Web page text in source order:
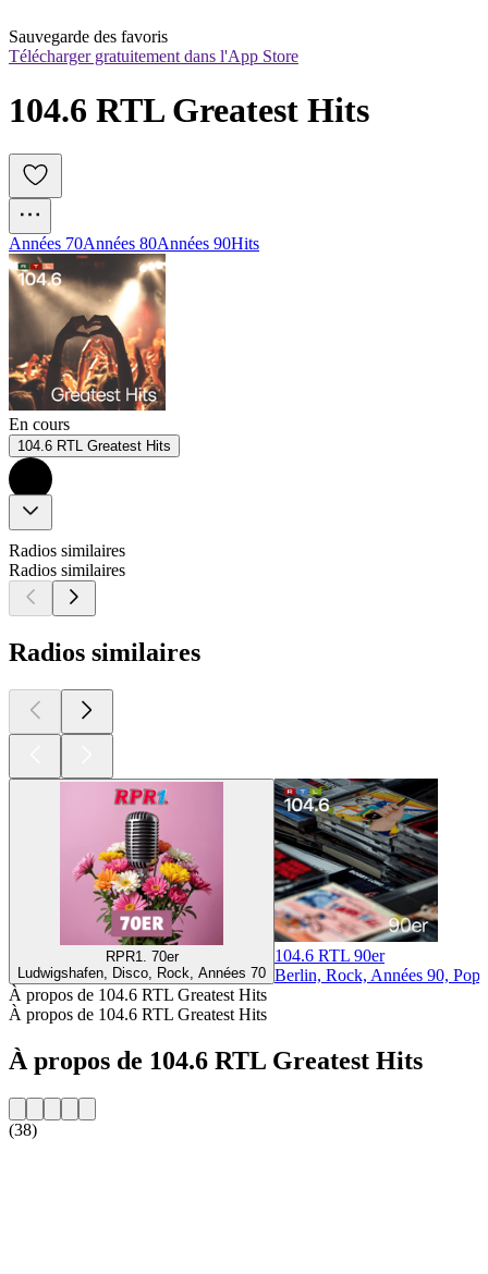
Sauvegarde des favoris
Télécharger gratuitement dans l'App Store
104.6 RTL Greatest Hits
Années 70Années 80Années 90Hits
En cours
104.6 RTL Greatest Hits
Radios similaires
Radios similaires
Radios similaires
RPR1. 70er
Ludwigshafen, Disco, Rock, Années 70
104.6 RTL 90er
Berlin, Rock, Années 90, Pop
À propos de 104.6 RTL Greatest Hits
À propos de 104.6 RTL Greatest Hits
À propos de 104.6 RTL Greatest Hits
(38)